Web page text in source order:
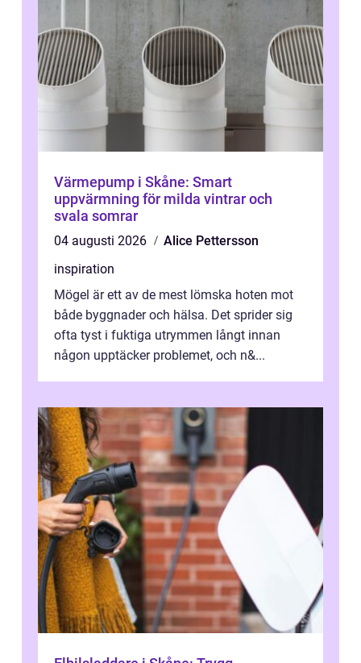
Värmepump i Skåne: Smart
uppvärmning för milda vintrar och
svala somrar
04 augusti 2026
Alice Pettersson
inspiration
Mögel är ett av de mest lömska hoten mot
både byggnader och hälsa. Det sprider sig
ofta tyst i fuktiga utrymmen långt innan
någon upptäcker problemet, och n&...